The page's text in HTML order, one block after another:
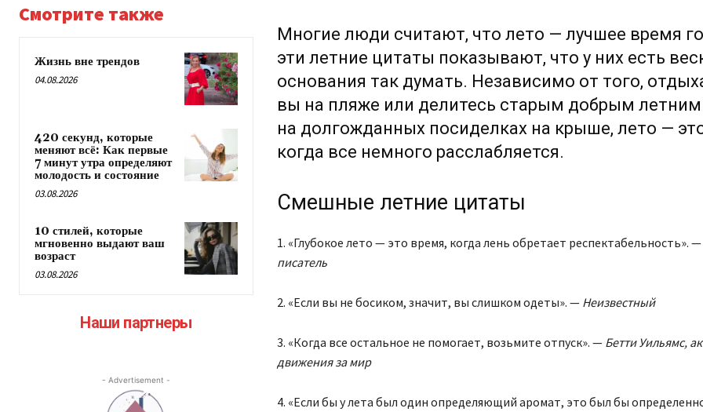
Смотрите также
Жизнь вне трендов
04.08.2026
420 секунд, которые
меняют всё: Как первые
7 минут утра определяют
молодость и состояние
03.08.2026
10 стилей, которые
мгновенно выдают ваш
возраст
03.08.2026
Наши партнеры
- Advertisement -
Многие люди считают, что лето — лучшее время
эти летние цитаты показывают, что у них есть
основания так думать. Независимо от того,
вы на пляже или делитесь старым добрым
на долгожданных посиделках на крыше, лето —
когда все немного расслабляется.
Смешные летние цитаты
1. «Глубокое лето — это время, когда лень обретает респектабельность». —
писатель
2. «Если вы не босиком, значит, вы слишком одеты». — Неизвестный
3. «Когда все остальное не помогает, возьмите отпуск». — Бетти Уильямс,
движения за мир
4. «Если бы у лета был один определяющий аромат, это был бы